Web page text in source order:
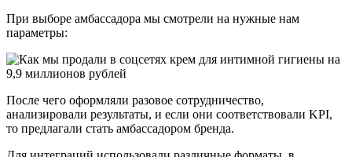
При выборе амбассадора мы смотрели на нужные нам
параметры:
После чего оформляли разовое сотрудничество,
анализировали результаты, и если они соответствовали KPI,
то предлагали стать амбассадором бренда.